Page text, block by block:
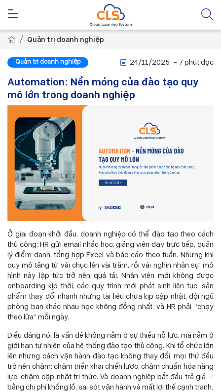
Quản trị doanh nghiệp
Quản trị doanh nghiệp 24/11/2025 - 7 phút đọc
Automation: Nền móng của đào tạo quy
mô lớn trong doanh nghiệp
Ở giai đoạn khởi đầu, doanh nghiệp có thể đào tạo theo cách
thủ công: HR gửi email nhắc học, giảng viên dạy trực tiếp, quản
lý điểm danh, tổng hợp Excel và báo cáo theo tuần. Nhưng khi
quy mô tăng từ vài chục lên vài trăm, rồi vài nghìn nhân sự, mô
hình này lập tức trở nên quá tải. Nhân viên mới không được
onboarding kịp thời, các quy trình mới phát sinh liên tục, sản
phẩm thay đổi nhanh nhưng tài liệu chưa kịp cập nhật, đội ngũ
phòng ban khác nhau học không đồng nhất, và HR phải “chạy
theo lửa” mỗi ngày.
Điều đáng nói là vấn đề không nằm ở sự thiếu nỗ lực, mà nằm ở
giới hạn tự nhiên của hệ thống đào tạo thủ công. Khi tổ chức lớn
lên nhưng cách vận hành đào tạo không thay đổi, mọi thứ đều
trở nên chậm: chậm triển khai chiến lược, chậm chuẩn hóa năng
lực, chậm cập nhật tri thức. Và doanh nghiệp bắt đầu trả giá —
bằng chi phí khổng lồ, sai sót vận hành và mất lợi thế cạnh tranh.